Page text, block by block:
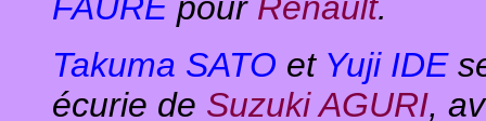
Takuma SATO et Yuji IDE
écurie de Suzuki AGURI,